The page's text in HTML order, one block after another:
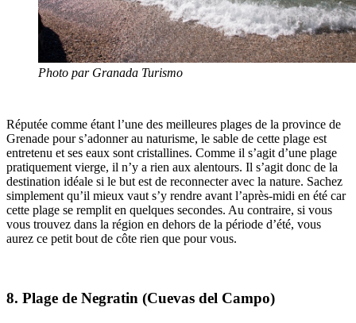
Photo par Granada Turismo
Réputée comme étant l’une des meilleures plages de la province de
Grenade pour s’adonner au naturisme, le sable de cette plage est
entretenu et ses eaux sont cristallines. Comme il s’agit d’une plage
pratiquement vierge, il n’y a rien aux alentours. Il s’agit donc de la
destination idéale si le but est de reconnecter avec la nature. Sachez
simplement qu’il mieux vaut s’y rendre avant l’après-midi en été car
cette plage se remplit en quelques secondes. Au contraire, si vous
vous trouvez dans la région en dehors de la période d’été, vous
aurez ce petit bout de côte rien que pour vous.
8. Plage de Negratin (Cuevas del Campo)